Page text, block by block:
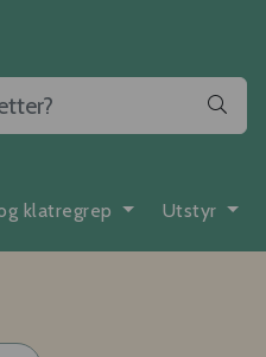
klatregrep Utstyr